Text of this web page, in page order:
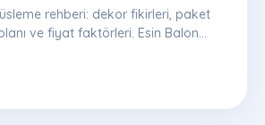
rehberi: dekor fikirleri, paket
ve fiyat faktörleri. Esin Balon